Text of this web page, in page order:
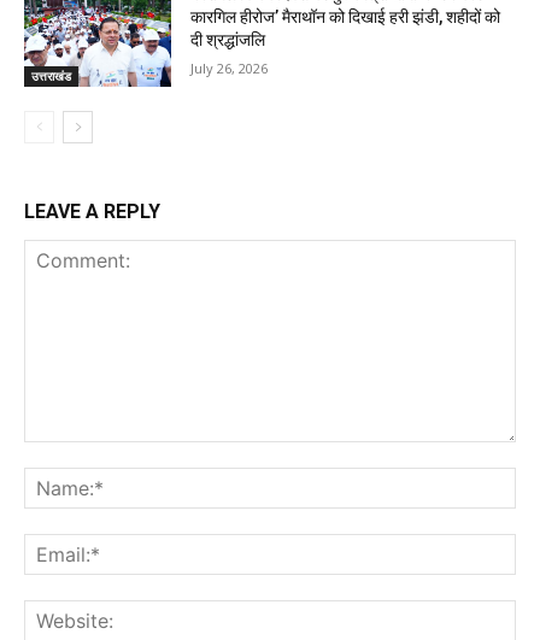
उत्तराखंड
कारगिल हीरोज’ मैराथॉन को दिखाई हरी झंडी, शहीदों को
दी श्रद्धांजलि
July 26, 2026
LEAVE A REPLY